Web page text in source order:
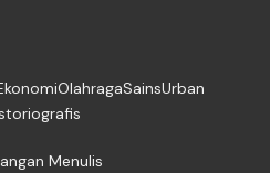
OlahragaSainsUrban
Menulis